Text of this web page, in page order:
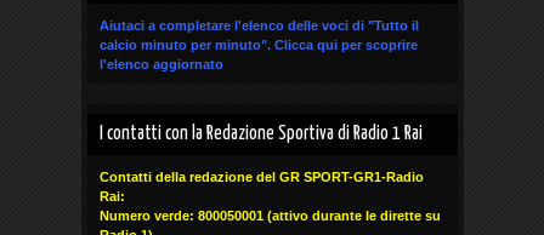
Aiutaci a completare l'elenco delle voci di "Tutto il
calcio minuto per minuto". Clicca quiper scoprire
l'elenco aggiornato
I contatti con la Redazione Sportiva di Radio 1 Rai
Contatti della redazione del GR SPORT-GR1-Radio
Rai:
Numero verde: 800050001 (attivo durante le dirette su